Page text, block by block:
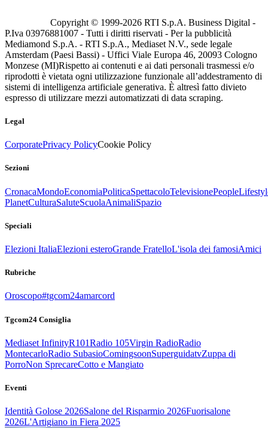
Copyright © 1999-2026 RTI S.p.A. Business Digital -
P.Iva 03976881007 - Tutti i diritti riservati - Per la pubblicità
Mediamond S.p.A. - RTI S.p.A., Mediaset N.V., sede legale
Amsterdam (Paesi Bassi) - Uffici Viale Europa 46, 20093 Cologno
Monzese (MI)Rispetto ai contenuti e ai dati personali trasmessi e/o
riprodotti è vietata ogni utilizzazione funzionale all’addestramento di
sistemi di intelligenza artificiale generativa. È altresì fatto divieto
espresso di utilizzare mezzi automatizzati di data scraping.
Legal
CorporatePrivacy PolicyCookie Policy
Sezioni
CronacaMondoEconomiaPoliticaSpettacoloTelevisionePeople
PlanetCulturaSaluteScuolaAnimaliSpazio
Speciali
Elezioni ItaliaElezioni esteroGrande FratelloL'isola dei famosiAmici
Rubriche
Oroscopo#tgcom24amarcord
Tgcom24 Consiglia
Mediaset InfinityR101Radio 105Virgin RadioRadio
MontecarloRadio SubasioComingsoonSuperguidatvZuppa di
PorroNon SprecareCotto e Mangiato
Eventi
Identità Golose 2026Salone del Risparmio 2026Fuorisalone
2026L'Artigiano in Fiera 2025